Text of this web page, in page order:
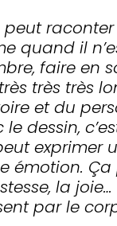
peut
quand il
faire en
très très
et du
le dessin,
exprimer
émotion.
la
par le